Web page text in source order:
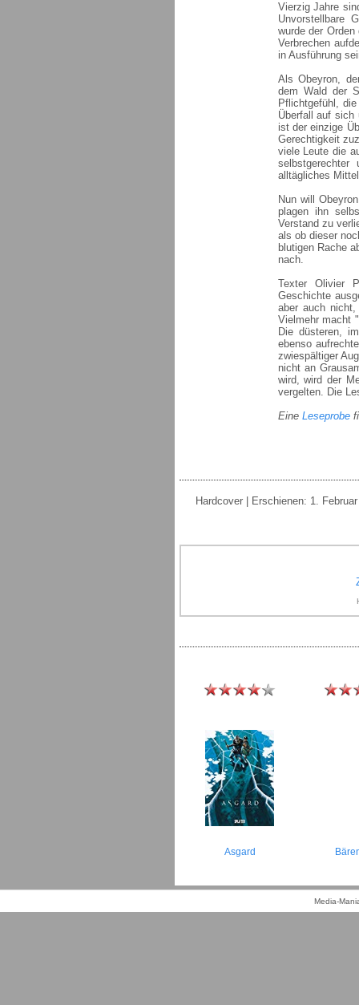
Vierzig Jahre
Unvorstellbare
wurde der
Verbrechen
in Ausführung
Als Obeyron,
dem Wald der
Pflichtgefühl,
Überfall auf sich
ist der einzige
Gerechtigkeit
viele Leute die
alltägliches
Nun will
plagen ihn
Verstand zu
als ob dieser
blutigen Rache
nach.
Texter Olivier
Geschichte
aber auch
Vielmehr macht
Die düsteren,
ebenso
zwiespältiger
nicht an
wird, wird der
vergelten. Die
Eine Leseprobe
Hardcover | Erschienen: 1.
Asgard
Media-